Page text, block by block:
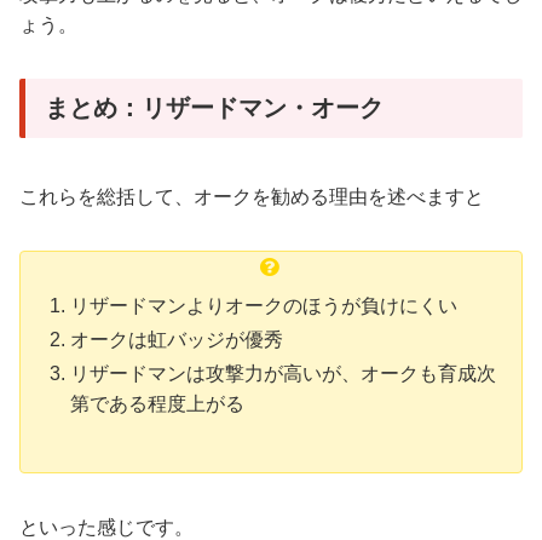
ょう。
まとめ：リザードマン・オーク
これらを総括して、オークを勧める理由を述べますと
リザードマンよりオークのほうが負けにくい
オークは虹バッジが優秀
リザードマンは攻撃力が高いが、オークも育成次
第である程度上がる
といった感じです。